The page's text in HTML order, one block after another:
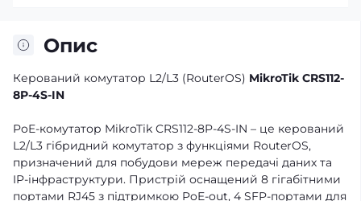
Опис
Керований комутатор L2/L3 (RouterOS) MikroTik CRS112-
8P-4S-IN
PoE-комутатор MikroTik CRS112-8P-4S-IN – це керований
L2/L3 гібридний комутатор з функціями RouterOS,
призначений для побудови мереж передачі даних та
IP-інфраструктури. Пристрій оснащений 8 гігабітними
портами RJ45 з підтримкою PoE-out, 4 SFP-портами для